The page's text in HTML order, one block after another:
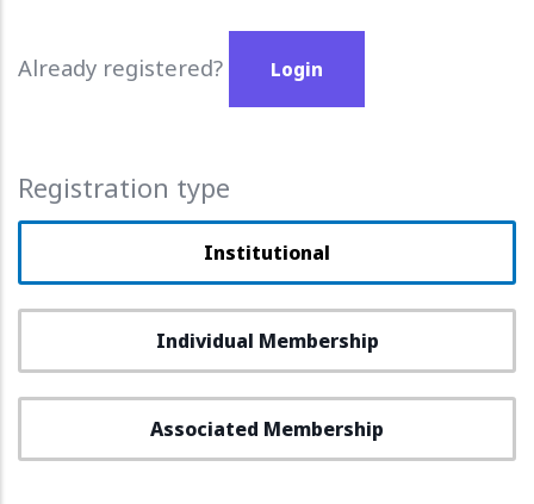
Already registered? Login
Registration type
Institutional
Individual Membership
Associated Membership